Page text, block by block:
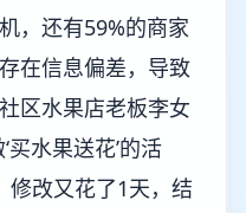
，还有59%的商家
在信息偏差，导致
区水果店老板李女
买水果送花’的活
修改又花了1天，结